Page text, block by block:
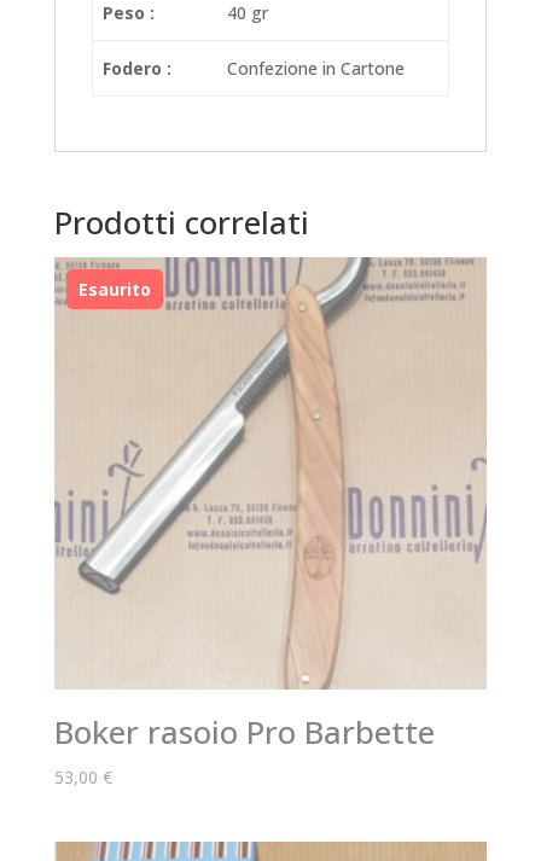
Peso : 40 gr
Fodero : Confezione in Cartone
Prodotti correlati
Boker rasoio Pro Barbette
53,00 €